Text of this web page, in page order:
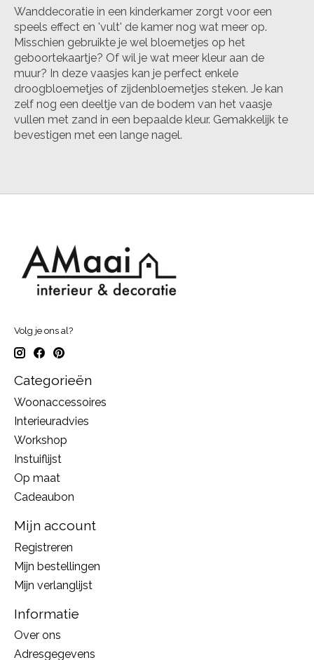
Wanddecoratie in een kinderkamer zorgt voor een
speels effect en 'vult' de kamer nog wat meer op.
Misschien gebruikte je wel bloemetjes op het
geboortekaartje? Of wil je wat meer kleur aan de
muur? In deze vaasjes kan je perfect enkele
droogbloemetjes of zijdenbloemetjes steken. Je kan
zelf nog een deeltje van de bodem van het vaasje
vullen met zand in een bepaalde kleur. Gemakkelijk te
bevestigen met een lange nagel.
Volg je ons al?
Categorieën
Woonaccessoires
Interieuradvies
Workshop
Instuiflijst
Op maat
Cadeaubon
Mijn account
Registreren
Mijn bestellingen
Mijn verlanglijst
Informatie
Over ons
Adresgegevens